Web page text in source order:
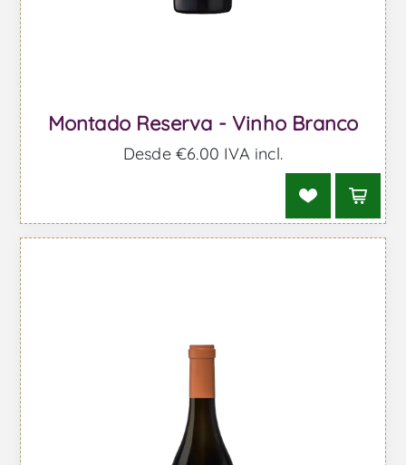
Montado Reserva - Vinho Branco
Desde €6,00 IVA incl.